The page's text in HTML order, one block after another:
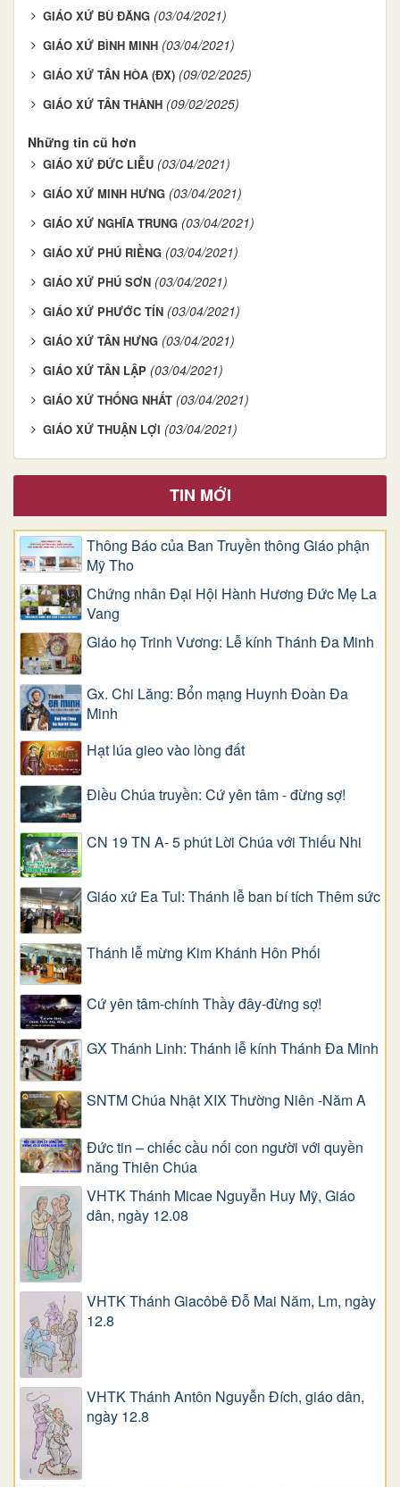
GIÁO XỨ BÙ ĐĂNG (03/04/2021)
GIÁO XỨ BÌNH MINH (03/04/2021)
GIÁO XỨ TÂN HÒA (ĐX) (09/02/2025)
GIÁO XỨ TÂN THÀNH (09/02/2025)
Những tin cũ hơn
GIÁO XỨ ĐỨC LIỄU (03/04/2021)
GIÁO XỨ MINH HƯNG (03/04/2021)
GIÁO XỨ NGHĨA TRUNG (03/04/2021)
GIÁO XỨ PHÚ RIỀNG (03/04/2021)
GIÁO XỨ PHÚ SƠN (03/04/2021)
GIÁO XỨ PHƯỚC TÍN (03/04/2021)
GIÁO XỨ TÂN HƯNG (03/04/2021)
GIÁO XỨ TÂN LẬP (03/04/2021)
GIÁO XỨ THỐNG NHẤT (03/04/2021)
GIÁO XỨ THUẬN LỢI (03/04/2021)
TIN MỚI
Thông Báo của Ban Truyền thông Giáo phận
Mỹ Tho
Chứng nhân Đại Hội Hành Hương Đức Mẹ La
Vang
Giáo họ Trinh Vương: Lễ kính Thánh Đa Minh
Gx. Chi Lăng: Bổn mạng Huynh Đoàn Đa
Minh
Hạt lúa gieo vào lòng đất
Điều Chúa truyền: Cứ yên tâm - đừng sợ!
CN 19 TN A- 5 phút Lời Chúa với Thiếu Nhi
Giáo xứ Ea Tul: Thánh lễ ban bí tích Thêm sức
Thánh lễ mừng Kim Khánh Hôn Phối
Cứ yên tâm-chính Thầy đây-đừng sợ!
GX Thánh Linh: Thánh lễ kính Thánh Đa Minh
SNTM Chúa Nhật XIX Thường Niên -Năm A
Đức tin – chiếc cầu nối con người với quyền
năng Thiên Chúa
VHTK Thánh Micae Nguyễn Huy Mỹ, Giáo
dân, ngày 12.08
VHTK Thánh Giacôbê Ðỗ Mai Năm, Lm, ngày
12.8
VHTK Thánh Antôn Nguyễn Ðích, giáo dân,
ngày 12.8